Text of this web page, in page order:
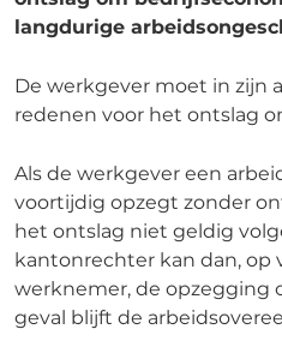
langdurige
De werkgever moet in zijn
redenen voor het ontslag
Als de werkgever een
voortijdig opzegt zonder
het ontslag niet geldig
kantonrechter kan dan, op
werknemer, de opzegging
geval blijft de